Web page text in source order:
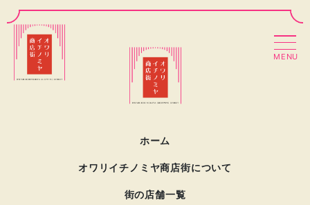
MENU
ホーム
オワリイチノミヤ商店街について
街の店舗一覧